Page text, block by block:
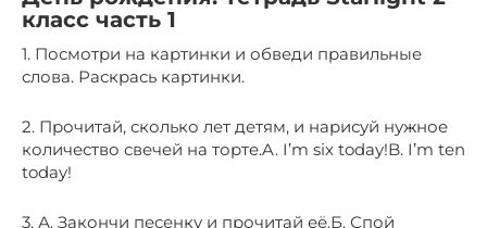
класс часть 1
1. Посмотри на картинки и обведи правильные
слова. Раскрась картинки.
2. Прочитай, сколько лет детям, и нарисуй нужное
количество свечей на торте.A. I’m six today!B. I’m ten
today!
3. А. Закончи песенку и прочитай её.Б. Спой